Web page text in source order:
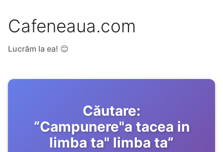
Cafeneaua.com
Lucrăm la ea! 😊
Căutare:
“Campunere"a tacea in
limba ta" limba ta”